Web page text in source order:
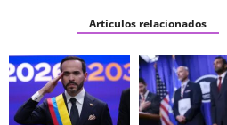
Artículos relacionados